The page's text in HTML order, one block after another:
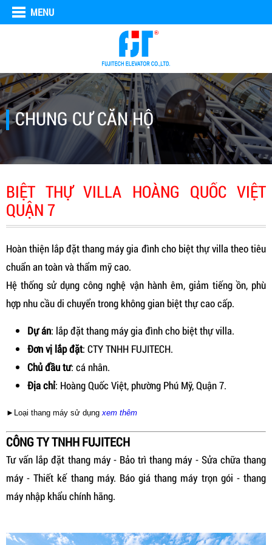
MENU
CHUNG CƯ CĂN HỘ
BIỆT THỰ VILLA HOÀNG QUỐC VIỆT
QUẬN 7
Hoàn thiện lắp đặt thang máy gia đình cho biệt thự villa theo tiêu
chuẩn an toàn và thẩm mỹ cao.
Hệ thống sử dụng công nghệ vận hành êm, giảm tiếng ồn, phù
hợp nhu cầu di chuyển trong không gian biệt thự cao cấp.
Dự án: lắp đặt thang máy gia đình cho biệt thự villa.
Đơn vị lắp đặt: CTY TNHH FUJITECH.
Chủ đầu tư: cá nhân.
Địa chỉ: Hoàng Quốc Việt, phường Phú Mỹ, Quận 7.
►Loại thang máy sử dụngxem thêm
CÔNG TY TNHH FUJITECH
Tư vấn lắp đặt thang máy - Bảo trì thang máy - Sửa chữa thang
máy - Thiết kế thang máy. Báo giá thang máy trọn gói - thang
máy nhập khẩu chính hãng.